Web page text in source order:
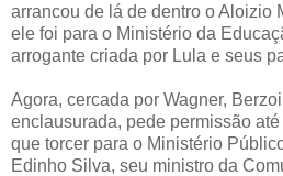
arrancou de lá de dentro o Aloizio
ele foi para o Ministério da
arrogante criada por Lula e seus
Agora, cercada por Wagner,
enclausurada, pede permissão
que torcer para o Ministério
Edinho Silva, seu ministro da